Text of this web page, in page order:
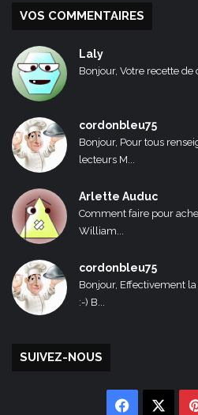
VOS COMMENTAIRES
Laly
Bonjour, Votre recette
cordonbleu75
Bonjour, Pour tous
lecteurs M...
Arlette Auduc
Comment faire pour
William...
cordonbleu75
Bonjour, Effectivement
:-) B...
SUIVEZ-NOUS
Facebook